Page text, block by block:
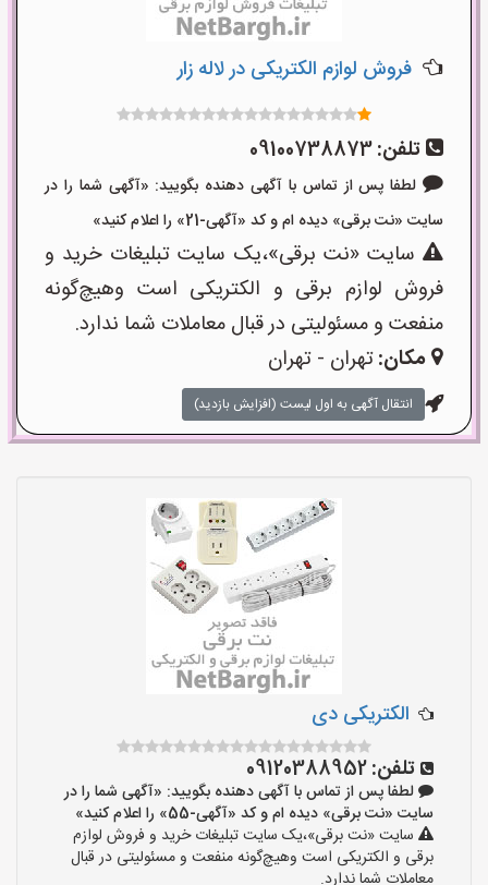
فروش لوازم الکتریکی در لاله زار
تلفن:09100738873
لطفا پس از تماس با آگهی دهنده بگویید: «آگهی شما را در
سایت «نت برقی» دیده ام و کد «آگهی-21» را اعلام کنید»
سایت «نت برقی»،یک سایت تبلیغات خرید و
فروش لوازم برقی و الکتریکی است وهیچ‌گونه
منفعت و مسئولیتی در قبال معاملات شما ندارد.
مکان:تهران - تهران
انتقال آگهی به اول لیست (افزایش بازدید)
الکتریکی دی
تلفن:09120388952
لطفا پس از تماس با آگهی دهنده بگویید: «آگهی شما را در
سایت «نت برقی» دیده ام و کد «آگهی-55» را اعلام کنید»
سایت «نت برقی»،یک سایت تبلیغات خرید و فروش لوازم
برقی و الکتریکی است وهیچ‌گونه منفعت و مسئولیتی در قبال
معاملات شما ندارد.